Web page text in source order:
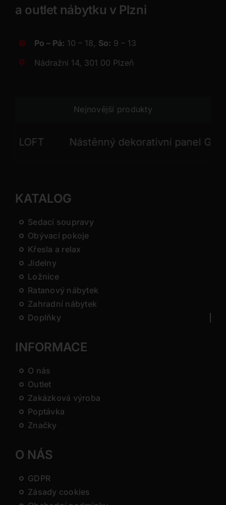
a outlet nábytku v Plzni
Po – Pá: 10 – 18, So: 9 – 13
Nádražní 14, 301 00 Plzeň
Nejnovější produkty
Nástěnný dekorativní panel GONG
KATALOG
Sedací soupravy
Obývací pokoje
Křesla a relax
Jídelny
Ložnice
Ratanový nábytek
Zahradní nábytek
Doplňky
INFORMACE
O nás
Outlet
Zakázková výroba
Poptávka
Značky
O NÁS
GDPR
Zásady cookies